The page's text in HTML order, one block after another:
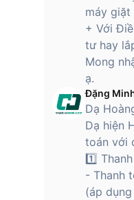
máy giặt
+ Với
tư hay
Mong
ạ.
Đặng
Dạ
Dạ hiện
toán với
1️⃣
- Thanh
(áp dụng